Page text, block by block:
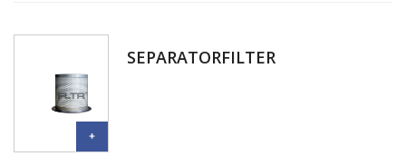
SEPARATORFILTER